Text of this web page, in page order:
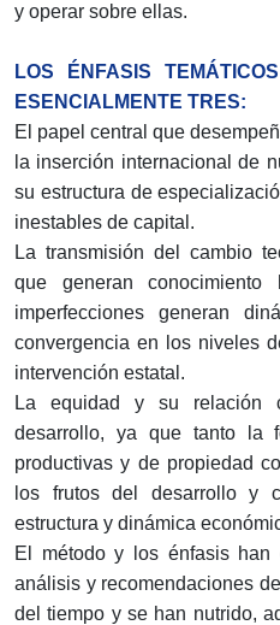
y operar sobre ellas.
LOS ÉNFASIS
ESENCIALMENTE TRES:
El papel central que
la inserción internacional de
su estructura de
inestables de capital.
La transmisión del cambio
que generan
imperfecciones generan
convergencia en los niveles
intervención estatal.
La equidad y su relación
desarrollo, ya que tanto la
productivas y de propiedad
los frutos del desarrollo y
estructura y dinámica
El método y los énfasis han
análisis y recomendaciones
del tiempo y se han nutrido,